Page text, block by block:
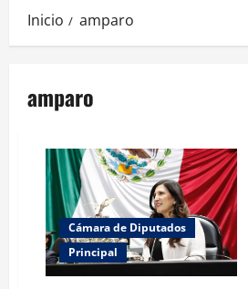
Inicio amparo
amparo
Cámara de Diputados
Principal